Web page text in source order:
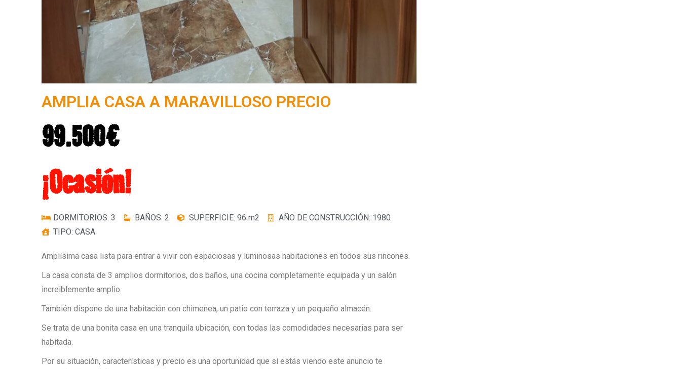
AMPLIA CASA A MARAVILLOSO PRECIO
99.500€
¡Ocasión!
DORMITORIOS: 3 BAÑOS: 2 SUPERFICIE: 96 m2
AÑO DE CONSTRUCCIÓN: 1980
TIPO: CASA
Amplísima casa lista para entrar a vivir con espaciosas y luminosas habitaciones en todos sus rincones.
La casa consta de 3 amplios dormitorios, dos baños, una cocina completamente equipada y un salón
increiblemente amplio.
También dispone de una habitación con chimenea, un patio con terraza y un pequeño almacén.
Se trata de una bonita casa en una tranquila ubicación, con todas las comodidades necesarias para ser
habitada.
Por su situación, características y precio es una oportunidad que si estás viendo este anuncio te